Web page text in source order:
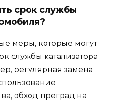
срок службы
меры, которые могут
службы катализатора
регулярная замена
обход преград на